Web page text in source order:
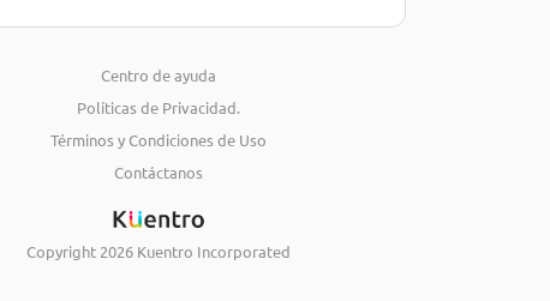
Miguel Marval
marval21
Centro de ayuda
Políticas de Privacidad.
Términos y Condiciones de Uso
Contáctanos
Copyright 2026 Kuentro Incorporated